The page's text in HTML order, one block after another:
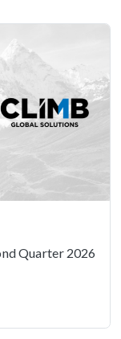
Quarter 2026